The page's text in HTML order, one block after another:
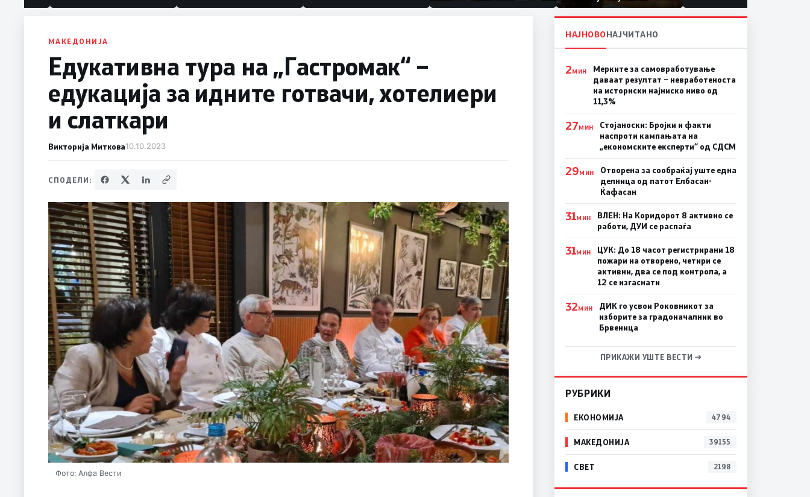
половина тунел во слепа
првачиња помалку
МАКЕДОНИЈА
Едукативна тура на „Гастромак“ –
едукација за идните готвачи, хотелиери
и слаткари
Викторија Миткова10.10.2023
СПОДЕЛИ:
Фото: Алфа Вести
НАЈНОВОНАЈЧИТАНО
2МИН
Мерките за самовработување
даваат резултат – невработеноста
на историски најниско ниво од
11,3%
27МИН
Стојаноски: Бројки и факти
наспроти кампањата на
„економските експерти“ од СДСM
29МИН
Отворена за сообраќај уште една
делница од патот Елбасан-
Ќафасан
31МИН
ВЛЕН: На Коридорот 8 активно се
работи, ДУИ се распаѓа
31МИН
ЦУК: До 18 часот регистрирани 18
пожари на отворено, четири се
активни, два се под контрола, а
12 се изгаснати
32МИН
ДИК го усвои Роковникот за
изборите за градоначалник во
Брвеница
ПРИКАЖИ УШТЕ ВЕСТИ →
РУБРИКИ
ЕКОНОМИЈА 4794
МАКЕДОНИЈА 39155
СВЕТ 2198